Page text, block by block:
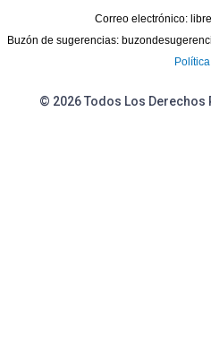
Correo electrónico:
Buzón de sugerencias:
© 2026 Todos Los Derechos